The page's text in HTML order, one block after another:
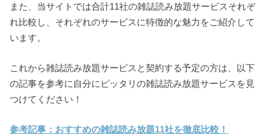
また、当サイトでは合計11社の雑誌読み放題サービスそれぞ
れ比較し、それぞれのサービスに特徴的な魅力をご紹介して
います。
これから雑誌読み放題サービスと契約する予定の方は、以下
の記事を参考に自分にピッタリの雑誌読み放題サービスを見
つけてください！
参考記事：おすすめの雑誌読み放題11社を徹底比較！